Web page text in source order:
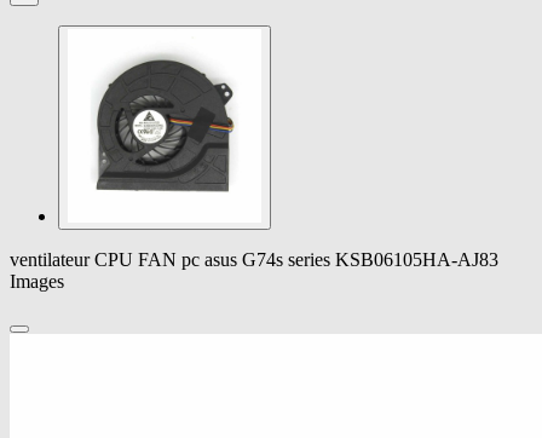
ventilateur CPU FAN pc asus G74s series KSB06105HA-AJ83
Images